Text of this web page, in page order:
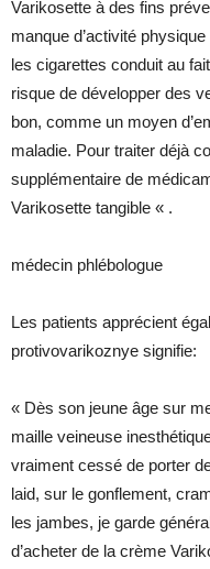
Varikosette à des fins
manque d’activité
les cigarettes conduit au
risque de développer des
bon, comme un moyen
maladie. Pour traiter déjà
supplémentaire de
Varikosette tangible « .
médecin phlébologue
Les patients apprécient
protivovarikoznye signifie:
« Dès son jeune âge sur
maille veineuse
vraiment cessé de porter
laid, sur le gonflement,
les jambes, je garde
d’acheter de la crème